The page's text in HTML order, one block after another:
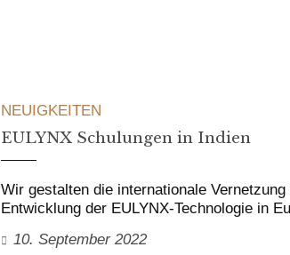
NEUIGKEITEN
EULYNX Schulungen in Indien
Wir gestalten die internationale
Entwicklung der EULYNX-Technologie in
10. September 2022